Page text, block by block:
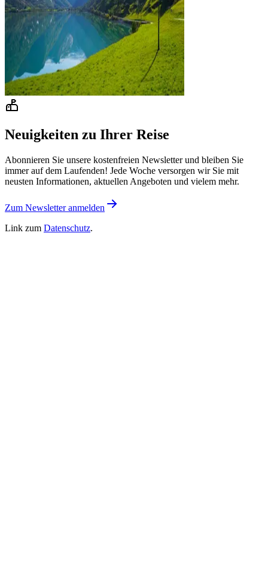
Neuigkeiten zu Ihrer Reise
Abonnieren Sie unsere kostenfreien Newsletter und bleiben Sie
immer auf dem Laufenden! Jede Woche versorgen wir Sie mit
neusten Informationen, aktuellen Angeboten und vielem mehr.
Zum Newsletter anmelden
Link zum Datenschutz.